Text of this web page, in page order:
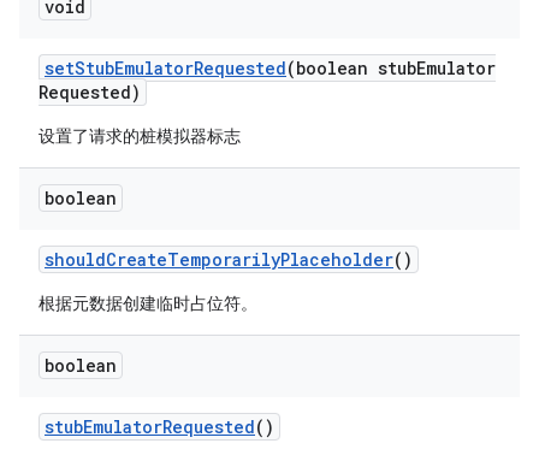
void
setStubEmulatorRequested(boolean stubEmulator
Requested)
设置了请求的桩模拟器标志
boolean
shouldCreateTemporarilyPlaceholder()
根据元数据创建临时占位符。
boolean
stubEmulatorRequested()